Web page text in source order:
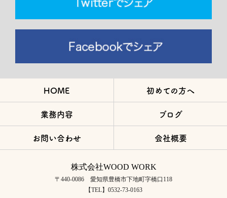
HOME 初めての方へ
業務内容 ブログ
お問い合わせ 会社概要
株式会社WOOD WORK
〒440-0086 愛知県豊橋市下地町字橋口118
【TEL】0532-73-0163